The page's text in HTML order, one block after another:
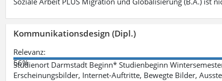
Kommunikationsdesign (Dipl.)
Relevanz:
56%
Studienort Darmstadt Beginn* Studienbeginn
Erscheinungsbilder, Internet-Auftritte, Bewegte Bilder,